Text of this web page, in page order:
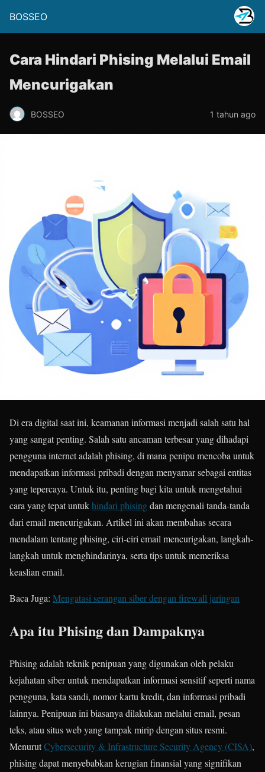
BOSSEO
Cara Hindari Phising Melalui Email
Mencurigakan
BOSSEO 1 tahun ago
Di era digital saat ini, keamanan informasi menjadi salah satu hal
yang sangat penting. Salah satu ancaman terbesar yang dihadapi
pengguna internet adalah phising, di mana penipu mencoba untuk
mendapatkan informasi pribadi dengan menyamar sebagai entitas
yang tepercaya. Untuk itu, penting bagi kita untuk mengetahui
cara yang tepat untukhindari phisingdan mengenali tanda-tanda
dari email mencurigakan. Artikel ini akan membahas secara
mendalam tentang phising, ciri-ciri email mencurigakan, langkah-
langkah untuk menghindarinya, serta tips untuk memeriksa
keaslian email.
Baca Juga: Mengatasi serangan siber dengan firewall jaringan
Apa itu Phising dan Dampaknya
Phising adalah teknik penipuan yang digunakan oleh pelaku
kejahatan siber untuk mendapatkan informasi sensitif seperti nama
pengguna, kata sandi, nomor kartu kredit, dan informasi pribadi
lainnya. Penipuan ini biasanya dilakukan melalui email, pesan
teks, atau situs web yang tampak mirip dengan situs resmi.
MenurutCybersecurity & Infrastructure Security Agency (CISA),
phising dapat menyebabkan kerugian finansial yang signifikan